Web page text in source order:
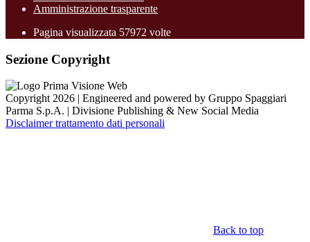
Amministrazione trasparente
Pagina visualizzata 57972 volte
Sezione Copyright
Copyright 2026 | Engineered and powered by Gruppo Spaggiari
Parma S.p.A. | Divisione Publishing & New Social Media
Disclaimer trattamento dati personali
Back to top